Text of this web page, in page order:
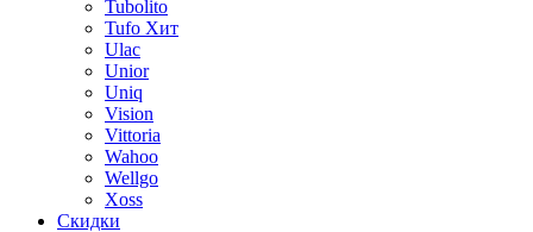
Tubolito
Tufo Хит
Ulac
Unior
Uniq
Vision
Vittoria
Wahoo
Wellgo
Xoss
Скидки